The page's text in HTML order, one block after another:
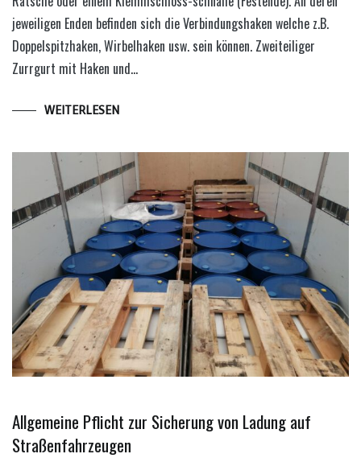
jeweiligen Enden befinden sich die Verbindungshaken welche z.B.
Doppelspitzhaken, Wirbelhaken usw. sein können. Zweiteiliger
Zurrgurt mit Haken und…
WEITERLESEN
Allgemeine Pflicht zur Sicherung von Ladung auf
Straßenfahrzeugen